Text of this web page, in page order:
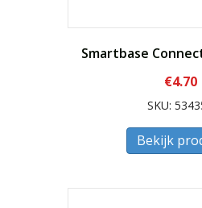
Smartbase
€4.70
SKU:
Bekijk